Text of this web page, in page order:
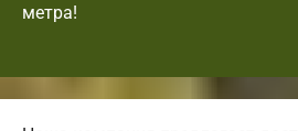
метра!